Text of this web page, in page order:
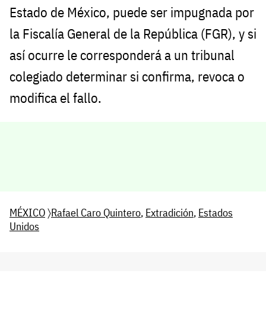
Estado de México, puede ser impugnada por
la Fiscalía General de la República (FGR), y si
así ocurre le corresponderá a un tribunal
colegiado determinar si confirma, revoca o
modifica el fallo.
MÉXICO〉Rafael Caro Quintero, Extradición, Estados
Unidos